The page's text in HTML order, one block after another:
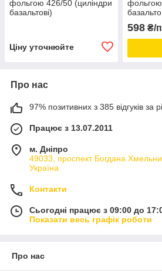
фольгою 426/50 (циліндри
базальтові)
Ціну уточнюйте
фольгою
598₴/
Про нас
97% позитивних з 385 відгуків за
Працює з 13.07.2011
м. Дніпро
49033, проспект Богдана
Україна
Контакти
Сьогодні працює з 09:00 до
Показати весь графік роботи
Про нас